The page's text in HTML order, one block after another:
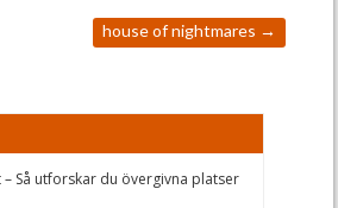
house of nightmares →
Så utforskar du övergivna platser